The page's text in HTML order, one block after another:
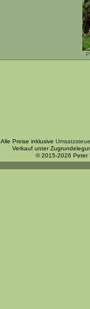
Alle Preise inklusive
Verkauf unter
© 2015-2026 Peter